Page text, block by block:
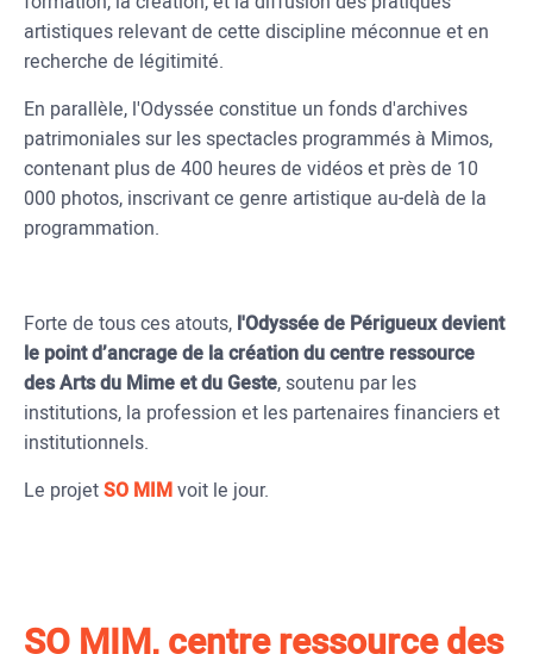
artistiques relevant de cette discipline méconnue et en
recherche de légitimité.
En parallèle, l'Odyssée constitue un fonds d'archives
patrimoniales sur les spectacles programmés à Mimos,
contenant plus de 400 heures de vidéos et près de 10
000 photos, inscrivant ce genre artistique au-delà de la
programmation.
Forte de tous ces atouts, l'Odyssée de Périgueux devient
le point d’ancrage de la création du centre ressource
des Arts du Mime et du Geste, soutenu par les
institutions, la profession et les partenaires financiers et
institutionnels.
Le projetSO MIMvoit le jour.
SO MIM, centre ressource des